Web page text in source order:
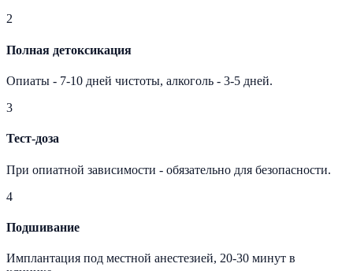
2
Полная детоксикация
Опиаты - 7-10 дней чистоты, алкоголь - 3-5 дней.
3
Тест-доза
При опиатной зависимости - обязательно для безопасности.
4
Подшивание
Имплантация под местной анестезией, 20-30 минут в